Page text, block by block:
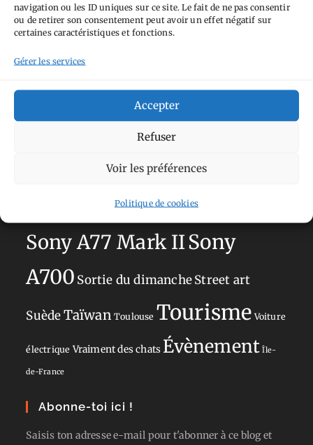
navigation ou les ID uniques sur ce site. Le fait de ne pas consentir
ou de retirer son consentement peut avoir un effet négatif sur
certaines caractéristiques et fonctions.
Gérer les services
Accepter
Refuser
Voir les préférences
Politique de cookies
Ailleurs Aimez-vous bordelAllemagne Andorre
perchéCircuit
Hébergement Japon
du patrimoineLa DéfenseNormandieNorvège
Sans adresse
Sony A77 Mark IISony
A700 Sortie du dimancheStreet art
SuèdeTaïwan Toulouse Tourisme Voiture
électrique Vraiment des chats Évènement Île-
de-France
Abonne-toi ici !
Saisis ton adresse e-mail pour t'abonner à ce blog et